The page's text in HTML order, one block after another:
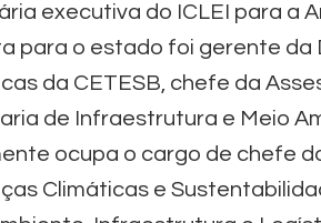
executiva do ICLEI para a
para o estado foi gerente da
da CETESB, chefe da
de Infraestrutura e Meio
ocupa o cargo de chefe
Climáticas e